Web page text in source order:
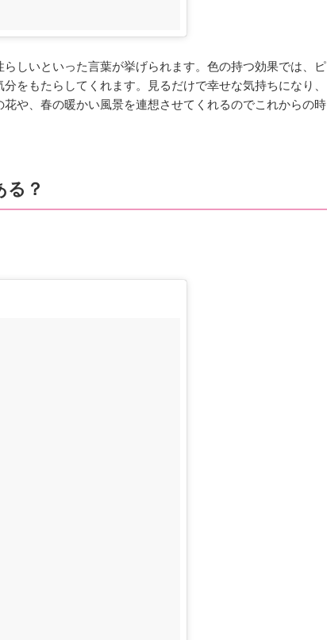
しいといった言葉が挙げられます。色の持つ効果では、ピ
をもたらしてくれます。見るだけで幸せな気持ちになり、
や、春の暖かい風景を連想させてくれるのでこれからの時
る？